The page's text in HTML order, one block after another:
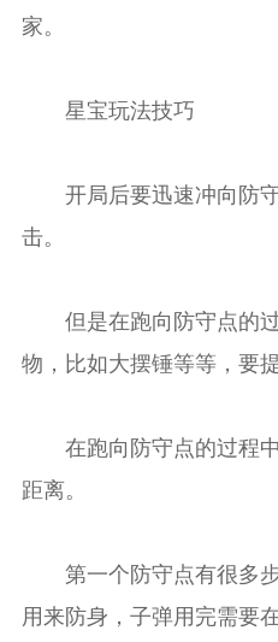
家。
星宝玩法技巧
开局后要迅速冲向防守
击。
但是在跑向防守点的
物，比如大摆锤等等，要提
在跑向防守点的过程中
距离。
第一个防守点有很多
用来防身，子弹用完需要